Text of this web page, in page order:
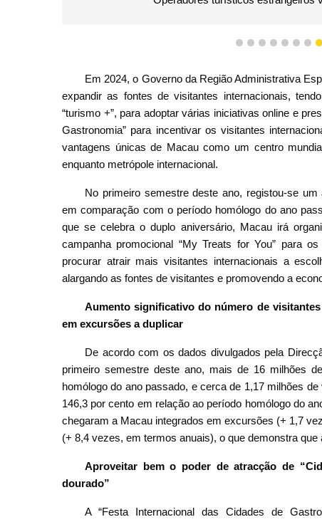
1 2 3 4 5 6 7 8
Em 2024, o Governo da Região Administrativa
expandir as fontes de visitantes internacionais,
“turismo +”, para adoptar várias iniciativas online e
Gastronomia” para incentivar os visitantes
vantagens únicas de Macau como um centro
enquanto metrópole internacional.
No primeiro semestre deste ano, registou-se
em comparação com o período homólogo do ano
que se celebra o duplo aniversário, Macau irá
campanha promocional “My Treats for You” para
procurar atrair mais visitantes internacionais a
alargando as fontes de visitantes e promovendo a
Aumento significativo do número de
em excursões a duplicar
De acordo com os dados divulgados pela
primeiro semestre deste ano, mais de 16 milhões
homólogo do ano passado, e cerca de 1,17 milhões
146,3 por cento em relação ao período homólogo do
chegaram a Macau integrados em excursões (+ 1,7
(+ 8,4 vezes, em termos anuais), o que demonstra
Aproveitar bem o poder de atracção de
dourado”
A “Festa Internacional das Cidades de